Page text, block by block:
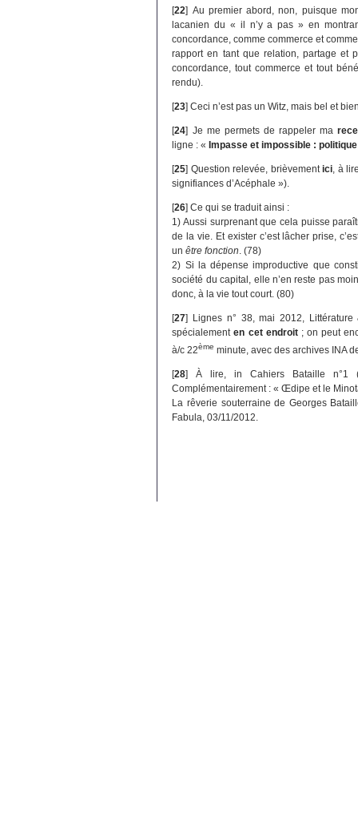
[22] Au premier abord, non, puisque
lacanien du « il n’y a pas » en
concordance, comme commerce et
rapport en tant que relation, partage et
concordance, tout commerce et tout
rendu).
[23]Ceci n’est pas un Witz, mais bel et
[24] Je me permets de rappeler ma
ligne : « Impasse et impossible :
[25] Question relevée, brièvementici, à
signifiances d’Acéphale »).
[26]Ce qui se traduit ainsi :
1) Aussi surprenant que cela puisse
de la vie. Et exister c’est lâcher prise,
unêtre fonction. (78)
2) Si la dépense improductive que
société du capital, elle n’en reste pas
donc, à la vie tout court. (80)
[27]
Lignes n° 38, mai 2012,
spécialementen cet endroit; on peut
à/c 22ème minute, avec des archives INA
[28]À lire, in Cahiers Bataille
Complémentairement : « Œdipe et le
La rêverie souterraine de Georges
Fabula, 03/11/2012.